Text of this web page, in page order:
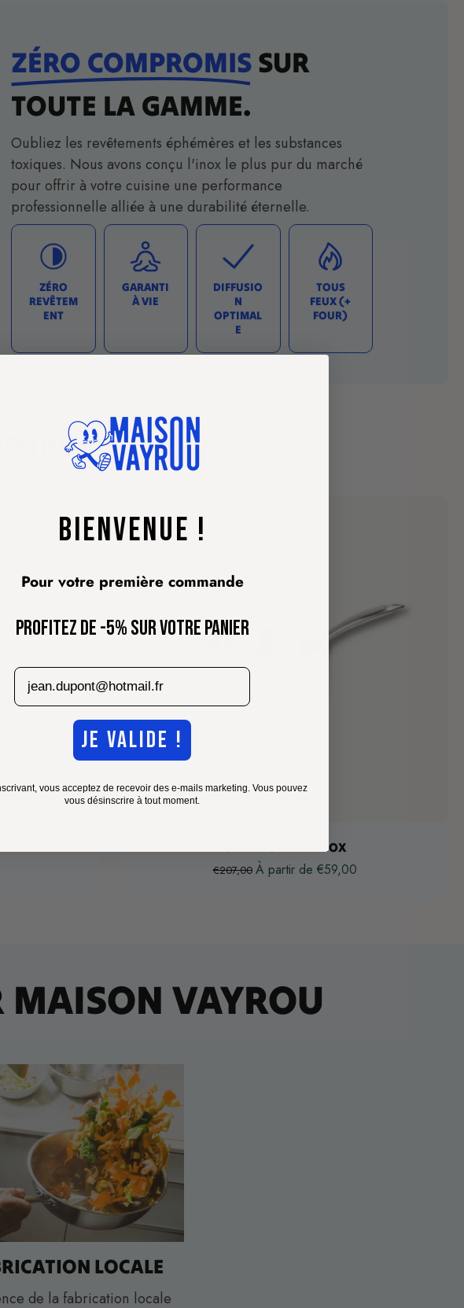
ZÉRO COMPROMISSUR
TOUTE LA GAMME.
Oubliez les revêtements éphémères et les substances
toxiques. Nous avons conçu l'inox le plus pur du marché
pour offrir à votre cuisine une performance
professionnelle alliée à une durabilité éternelle.
ZÉRO
REVÊTEM
ENT
GARANTI
À VIE
DIFFUSIO
N
OPTIMAL
E
TOUS
FEUX (+
FOUR)
CUISINE.
CASSEROLES EN INOX
€207,00 À partir de €59,00
MAISON VAYROU
LOCALE
de la fabrication locale
BIENVENUE !
Pour votre première commande
PROFITEZ DE -5% SUR VOTRE PANIER
email
JE VALIDE !
vous acceptez de recevoir des e-mails marketing. Vous pouvez
vous désinscrire à tout moment.